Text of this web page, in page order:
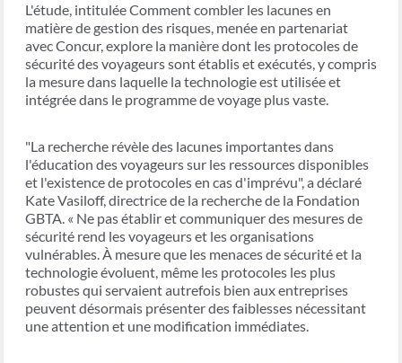
L'étude, intitulée Comment combler les lacunes en
matière de gestion des risques, menée en partenariat
avec Concur, explore la manière dont les protocoles de
sécurité des voyageurs sont établis et exécutés, y compris
la mesure dans laquelle la technologie est utilisée et
intégrée dans le programme de voyage plus vaste.
"La recherche révèle des lacunes importantes dans
l'éducation des voyageurs sur les ressources disponibles
et l'existence de protocoles en cas d'imprévu", a déclaré
Kate Vasiloff, directrice de la recherche de la Fondation
GBTA. « Ne pas établir et communiquer des mesures de
sécurité rend les voyageurs et les organisations
vulnérables. À mesure que les menaces de sécurité et la
technologie évoluent, même les protocoles les plus
robustes qui servaient autrefois bien aux entreprises
peuvent désormais présenter des faiblesses nécessitant
une attention et une modification immédiates.